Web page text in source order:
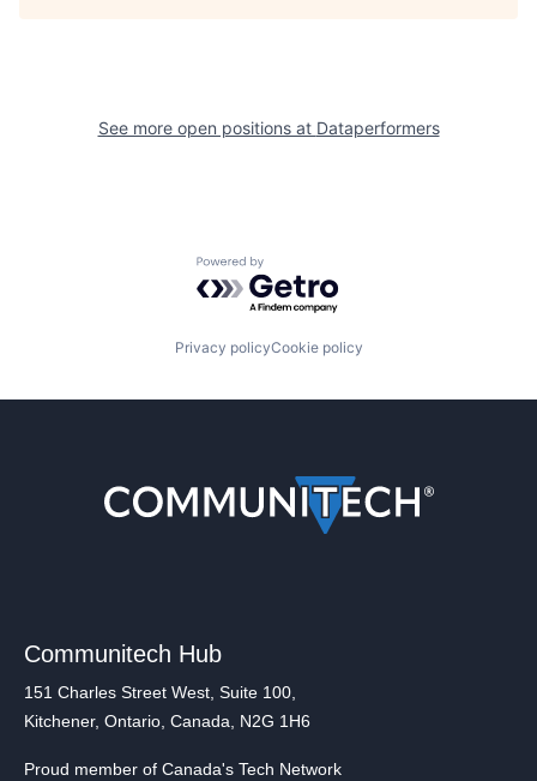
See more open positions at Dataperformers
Powered by Getro.com
Privacy policyCookie policy
Communitech Hub
151 Charles Street West, Suite 100,
Kitchener, Ontario, Canada, N2G 1H6
Proud member of Canada's Tech Network